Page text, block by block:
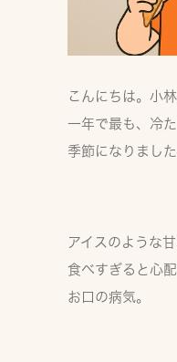
こんにちは。小林
一年で最も、冷
季節になりました
アイスのような
食べすぎると心
お口の病気。